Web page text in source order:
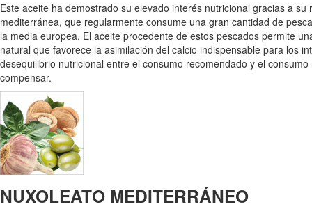
Este aceite ha demostrado su elevado interés nutricional gracias a
mediterránea, que regularmente consume una gran cantidad de
la media europea. El aceite procedente de estos pescados permite
natural que favorece la asimilación del calcio indispensable para los
desequilibrio nutricional entre el consumo recomendado y el
compensar.
NUXOLEATO MEDITERRÁNEO